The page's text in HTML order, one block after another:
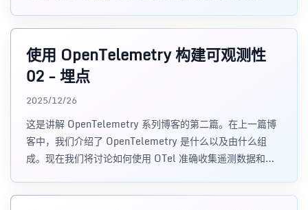
使用 OpenTelemetry 构建可观测性
02 - 埋点
2025/12/26
这是讲解 OpenTelemetry 系列博客的第二篇。在上一篇博
客中，我们介绍了 OpenTelemetry 是什么以及由什么组
成。现在我们将讨论如何使用 OTel 准确收集遥测数据和链